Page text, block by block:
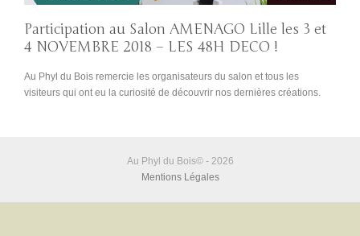
Participation au Salon AMENAGO Lille les 3 et
4 NOVEMBRE 2018 – LES 48H DECO !
Au Phyl du Bois remercie les organisateurs du salon et tous les
visiteurs qui ont eu la curiosité de découvrir nos dernières créations.
Au Phyl du Bois© - 2026
Mentions Légales